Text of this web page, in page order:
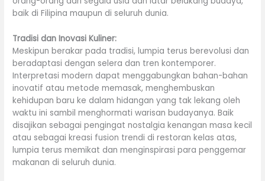
baik di Filipina maupun di seluruh dunia.
Tradisi dan Inovasi Kuliner:
Meskipun berakar pada tradisi, lumpia terus berevolusi dan
beradaptasi dengan selera dan tren kontemporer.
Interpretasi modern dapat menggabungkan bahan-bahan
inovatif atau metode memasak, menghembuskan
kehidupan baru ke dalam hidangan yang tak lekang oleh
waktu ini sambil menghormati warisan budayanya. Baik
disajikan sebagai pengingat nostalgia kenangan masa kecil
atau sebagai kreasi fusion trendi di restoran kelas atas,
lumpia terus memikat dan menginspirasi para penggemar
makanan di seluruh dunia.